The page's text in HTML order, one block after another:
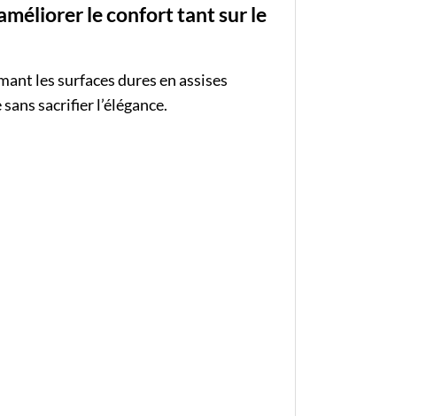
le confort tant sur le
les surfaces dures en assises
sacrifier l’élégance.